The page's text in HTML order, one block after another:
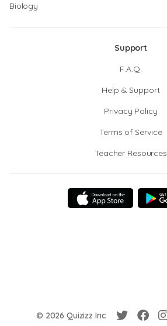
Biology
Support
F.A.Q.
Help & Support
Privacy Policy
Terms of Service
Teacher Resources
© 2026 Quizizz Inc.